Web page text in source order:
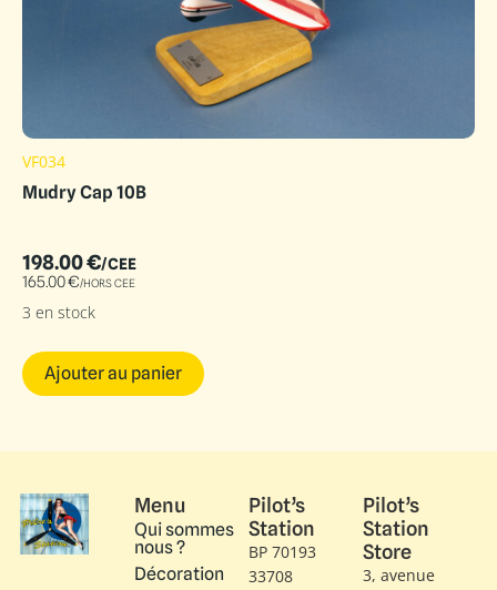
VF034
Mudry Cap 10B
198.00€/CEE
165.00€/HORS CEE
3 en stock
Ajouter au panier
Menu
Qui sommes
nous ?
Décoration
Pilot’s
Station
BP 70193
33708
Pilot’s
Station
Store
3, avenue